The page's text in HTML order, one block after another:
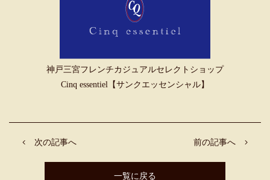
神戸三宮フレンチカジュアルセレクトショップ
Cinq essentiel【サンクエッセンシャル】
前の記事へ
次の記事へ
一覧に戻る